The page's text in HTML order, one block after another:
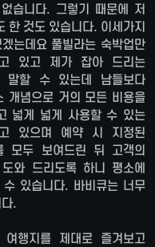
습니다. 그렇기 때문에 저
한 것도 있습니다. 이세가지
는데요 풀빌라는 숙박업만
있고 제가 잡아 드리는
말할 수 있는데 남들보다
개념으로 거의 모든 비용을
넓게 넓게 사용할 수 있는
있으며 예약 시 지정된
모두 보여드린 뒤 고객의
와 드리도록 하니 평소에
있습니다. 바비큐는 너무
.
행지를 제대로 즐겨보고